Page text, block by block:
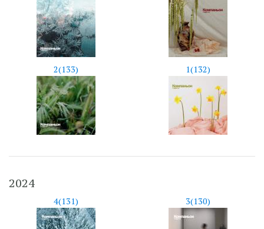
2(133) 1(132)
2024
4(131) 3(130)